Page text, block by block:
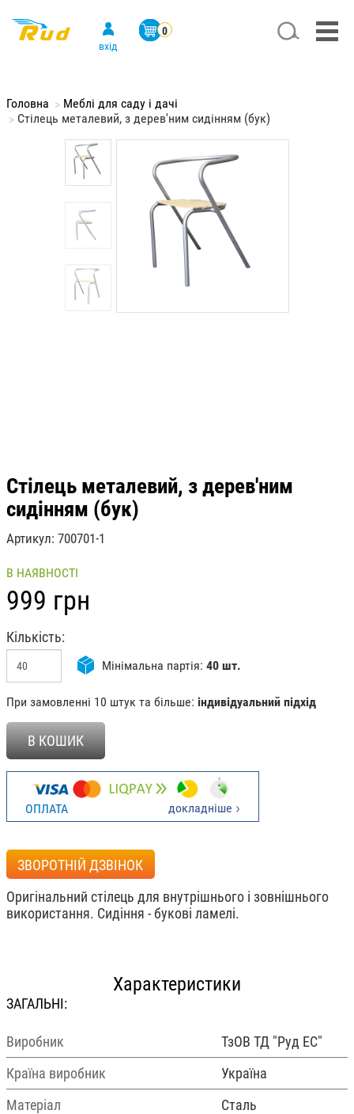
основному
Меню
учётной
вхід
0 Search
Головна
Меблі для саду і дачі
Стілець металевий, з дерев'ним сидінням (бук)
Стілець металевий, з дерев'ним
сидінням (бук)
Артикул 700701-1
В НАЯВНОСТІ
999 грн
Кількість
Мінімальна партія: 40 шт.
При замовленні 10 штук та більше: індивідуальний підхід
В КОШИК
ОПЛАТА докладніше
ЗВОРОТНІЙ ДЗВІНОК
Оригінальний стілець для внутрішнього і зовнішнього
використання. Сидіння - букові ламелі.
Характеристики
ЗАГАЛЬНІ:
Виробник
ТзОВ ТД "Руд ЕС"
Країна виробник
Україна
Матеріал
Сталь